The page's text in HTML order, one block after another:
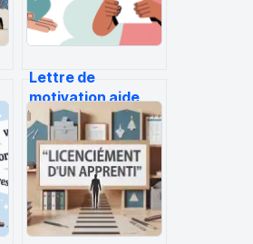
Lettre de
motivation aide
soignante :
exemples,
structure et
conseils concrets